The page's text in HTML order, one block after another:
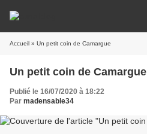
Accueil » Un petit coin de Camargue
Un petit coin de Camargue
Publié le 16/07/2020 à 18:22
Par madensable34